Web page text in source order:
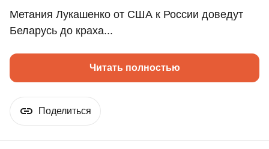
Метания Лукашенко от США к России доведут
Беларусь до краха...
Читать полностью
Поделиться